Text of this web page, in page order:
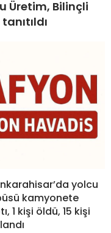
Üretim, Bilinçli
yolcu
kamyonete
1 kişi öldü, 15 kişi